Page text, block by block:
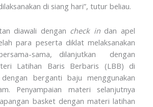
di siang hari”, tutur beliau.
diawali dengan check indan apel
para peserta diklat melaksanakan
sama, dilanjutkan dengan
Latihan Baris Berbaris (LBB) di
berganti baju menggunakan
Penyampaian materi selanjutnya
basket dengan materi latihan